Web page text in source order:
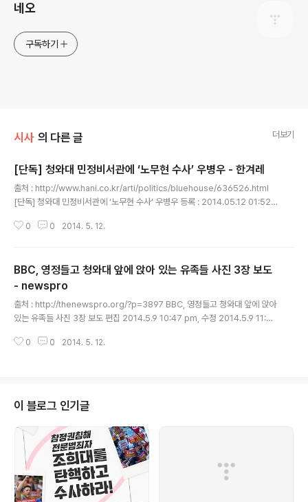
네오
구독하기
시사 의 다른 글 더보기
[단독] 청와대 민정비서관에 ‘노무현 수사’ 우병우 - 한겨레
출처 : http://www.hani.co.kr/arti/politics/bluehouse/636526.html
[단독] 청와대 민정비서관에 ‘노무현 수사’ 우병우 등록 : 2014.05.12 01:52
약 파기 논란 공직기강비서관엔 권오창 변호사 우병우 전 대검수사기획관 박근
표명한 조응천 공직기강비서관의 후임에는 권오창(49·사법시험 28회) 김앤장
법률사무소 변호사를 내정한 것으로 전해졌다. 정부 관계자는 이날 “이런 내용
을 확정해 법무부와 대검찰청에도 이미 통..
0 0 2014. 5. 12.
BBC, 영정들고 청와대 앞에 앉아 있는 유족들 사진 3장 보도
- newspro
출처 : http://thenewspro.org/?p=3897 BBC, 영정들고 청와대 앞에 앉아
있는 유족들 사진 3장 보도 편집 2014.5.9 10:47 pm, 수정 2014.5.9 11:22
난 금요일도 박대통령 만나기 원해 -어린 희생자들 부모, 책임 있는 자들이 법의
참사 친지들 시위 벌여” 제하의 기사에서 시위 내용과 함께 AP 통신의 수백명
들의 경찰들이 유..
0 0 2014. 5. 12.
이 블로그 인기글